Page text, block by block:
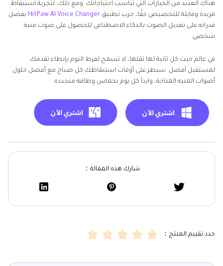
هناك العديد من الخيارات التي تناسب احتياجاتك. ومع ذلك، لتجربة استيقاظ
فريدة وقابلة للتخصيص حقًا، جرب تطبيق HitPaw AI Voice Changer بفضل
قدراته على تعديل الصوت بالذكاء الاصطناعي للحصول على صوت منبه
شخصي.
في عالم حيث كل ثانية لها ثقلها، لا تسمح لفرط النوم بإبطاء تقدمك
لمستقبل أفضل. سيطر على أوقات استيقاظك كل صباح مع أفضل حلول
أصوات المنبه المتاحة، وابدأ كل يوم بحماس وطاقة متجددة.
شارك هذه المقالة：
حدد تقييم المنتج：